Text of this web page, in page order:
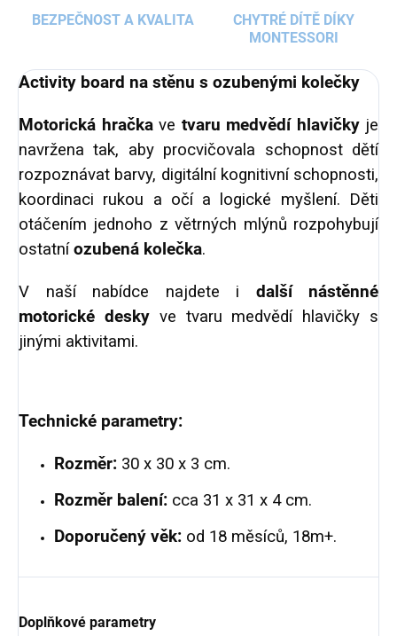
BEZPEČNOST A KVALITA
CHYTRÉ DÍTĚ DÍKY
MONTESSORI
Activity board na stěnu s ozubenými kolečky
Motorická hračkave tvaru medvědí hlavičkyje
navržena tak, aby procvičovala schopnost dětí
rozpoznávat barvy, digitální kognitivní schopnosti,
koordinaci rukou a očí a logické myšlení. Děti
otáčením jednoho z větrných mlýnů rozpohybují
ostatníozubená kolečka.
V naší nabídce najdete i další nástěnné
motorické deskyve tvaru medvědí hlavičky s
jinými aktivitami.
Technické parametry:
Rozměr: 30 x 30 x 3 cm.
Rozměr balení: cca 31 x 31 x 4 cm.
Doporučený věk: od 18 měsíců, 18m+.
Doplňkové parametry